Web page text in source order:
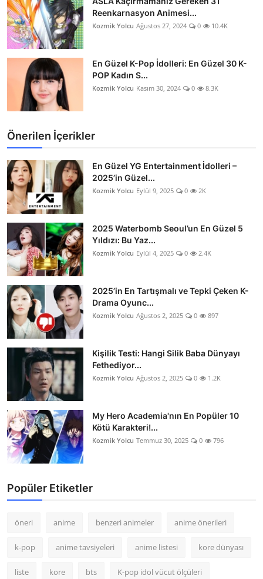
Reenkarnasyon Animesi...
Kozmik Yolcu Ağustos 27, 2024 0 10.4K
En Güzel K-Pop İdolleri: En Güzel 30 K-
POP Kadın S...
Kozmik Yolcu Kasım 30, 2024 0 8.3K
Önerilen İçerikler
En Güzel YG Entertainment İdolleri –
2025’in Güzel...
Kozmik Yolcu Eylül 9, 2025 0 2K
2025 Waterbomb Seoul’un En Güzel 5
Yıldızı: Bu Yaz...
Kozmik Yolcu Eylül 4, 2025 0 2.4K
2025’in En Tartışmalı ve Tepki Çeken K-
Drama Oyunc...
Kozmik Yolcu Ağustos 2, 2025 0 897
Kişilik Testi: Hangi Silik Baba Dünyayı
Fethediyor...
Kozmik Yolcu Ağustos 2, 2025 0 1.2K
My Hero Academia'nın En Popüler 10
Kötü Karakteri!...
Kozmik Yolcu Temmuz 30, 2025 0 796
Popüler Etiketler
öneri anime benzeri animeler anime önerileri
k-pop anime tavsiyeleri anime listesi kore dünyası
liste kore bts K-pop idol vücut ölçüleri